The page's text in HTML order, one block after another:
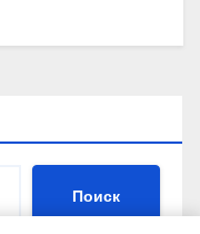
Поиск